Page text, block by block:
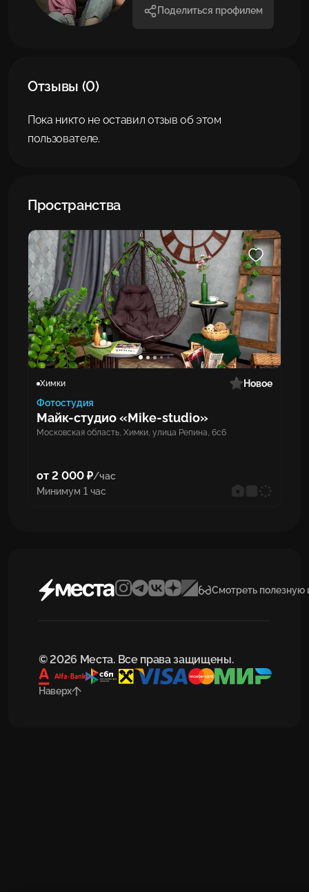
Поделиться профилем
Отзывы (0)
Пока никто не оставил отзыв об этом
пользователе.
Пространства
Химки
Новое
Фотостудия
Майк-студио «Mike-studio»
Московская область, Химки, улица Репина, 6с6
от 2 000 ₽/час
Минимум 1 час
Смотреть
© 2026 Места. Все права защищены.
Наверх